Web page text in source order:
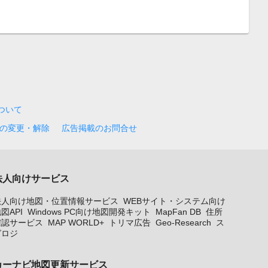
いて
変更・解除
広告掲載のお問合せ
人向けサービス
向け地図・位置情報サービス
WEBサイト・システム向け
API Windows PC向け地図開発キット MapFan DB 住所
サービス
MAP WORLD+ トリマ広告 Geo-Research
ス
ジ
ーナビ地図更新サービス